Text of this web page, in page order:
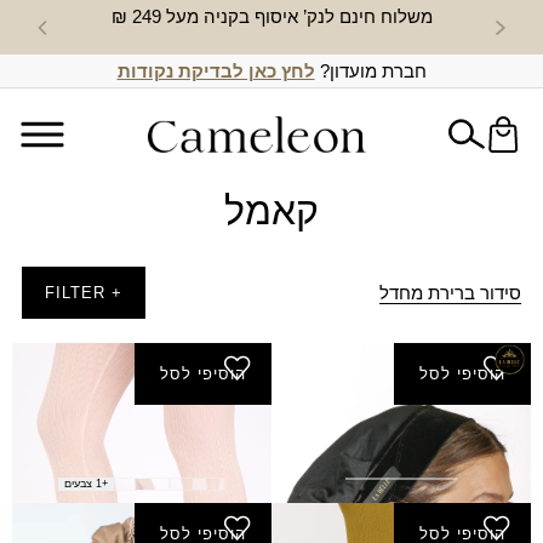
משלוח חינם לנק’ איסוף בקניה מעל 249 ₪ חדש
חברת מועדון? לחץ כאן לבדיקת נקודות
קאמל
סידור ברירת מחדל + FILTER
הוסיפי לסל
בובו נפח la belle
₪90.00
הוסיפי לסל
טייץ אורנית
₪
70.00
+1 צבעים
הוסיפי לסל הוסיפי לסל